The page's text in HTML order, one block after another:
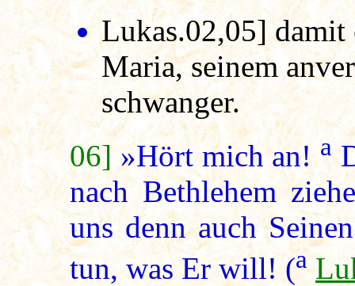
Lukas.02,05] damit
Maria, seinem
schwanger.
06] »Hört mich an!a
nach Bethlehem
uns denn auch
tun, was Er will! (a